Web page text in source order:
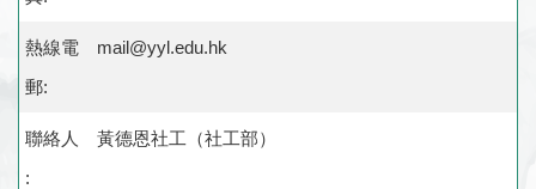
熱線電
郵:
mail@yyl.edu.hk
聯絡人
:
黃德恩社工（社工部）